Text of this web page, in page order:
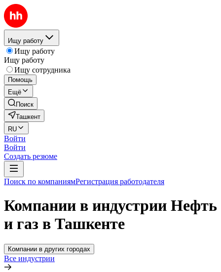
Ищу работу
Ищу работу
Ищу работу
Ищу сотрудника
Помощь
Ещё
Поиск
Ташкент
RU
Войти
Войти
Создать резюме
Поиск по компаниямРегистрация работодателя
Компании в индустрии Нефть
и газ в Ташкенте
Компании в других городах
Все индустрии